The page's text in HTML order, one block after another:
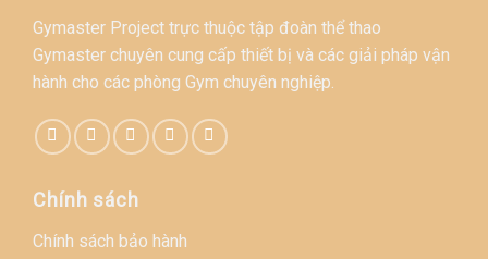
Gymaster Project trực thuộc tập đoàn thể thao
Gymaster chuyên cung cấp thiết bị và các giải pháp vận
hành cho các phòng Gym chuyên nghiệp.
Chính sách
Chính sách bảo hành